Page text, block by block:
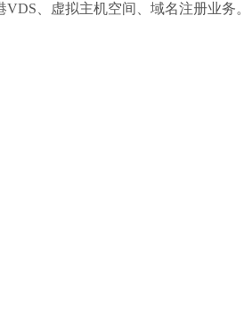
、虚拟主机空间、域名注册业务。